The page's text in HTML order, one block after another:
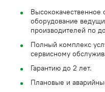
Высококачественное
оборудование
производителей по
Полный комплекс
сервисному
Гарантию до 2 лет.
Плановые и